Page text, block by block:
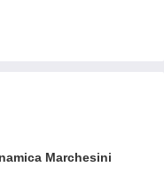
Marchesini